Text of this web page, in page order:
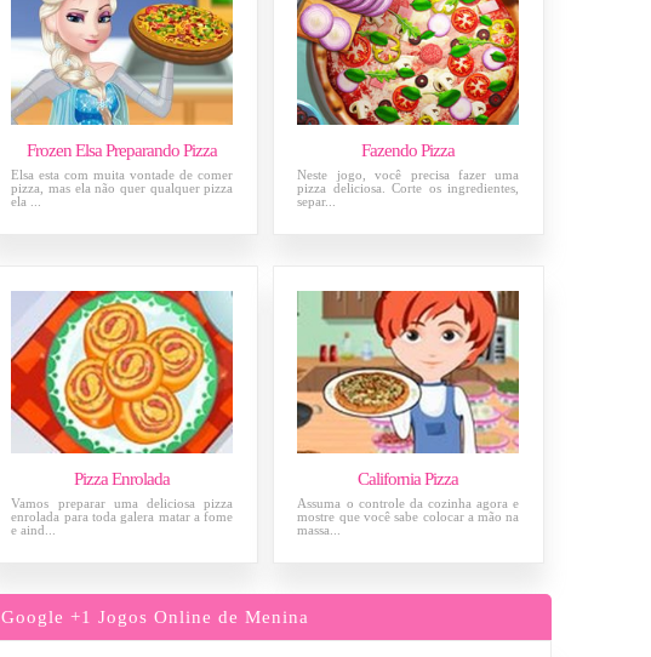
Frozen Elsa Preparando Pizza
Elsa esta com muita vontade de comer
pizza, mas ela não quer qualquer pizza
ela ...
Fazendo Pizza
Neste jogo, você precisa fazer uma
pizza deliciosa. Corte os ingredientes,
separ...
Pizza Enrolada
Vamos preparar uma deliciosa pizza
enrolada para toda galera matar a fome
e aind...
California Pizza
Assuma o controle da cozinha agora e
mostre que você sabe colocar a mão na
massa...
Google +1 Jogos Online de Menina